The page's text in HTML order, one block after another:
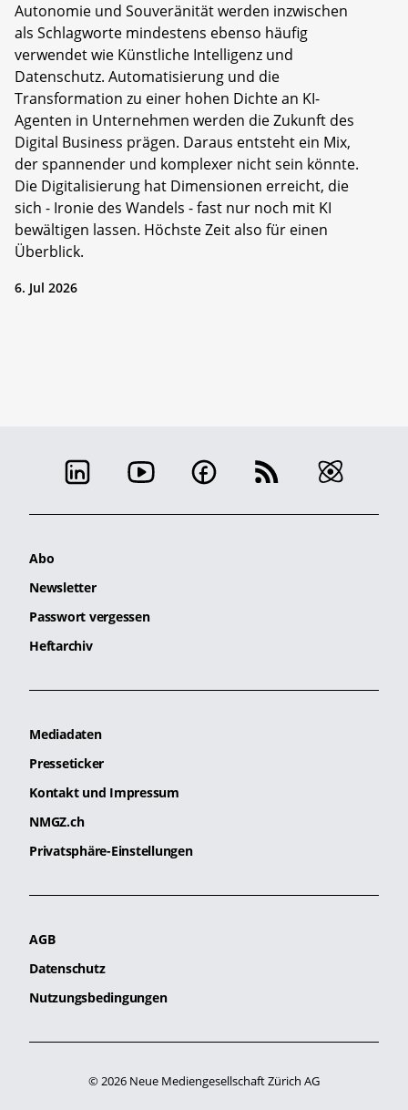
Autonomie und Souveränität werden inzwischen
als Schlagworte mindestens ebenso häufig
verwendet wie Künstliche Intelligenz und
Datenschutz. Automatisierung und die
Transformation zu einer hohen Dichte an KI-
Agenten in Unternehmen werden die Zukunft des
Digital Business prägen. Daraus entsteht ein Mix,
der spannender und komplexer nicht sein könnte.
Die Digitalisierung hat Dimensionen erreicht, die
sich - Ironie des Wandels - fast nur noch mit KI
bewältigen lassen. Höchste Zeit also für einen
Überblick.
6. Jul 2026
Abo
Newsletter
Passwort vergessen
Heftarchiv
Mediadaten
Presseticker
Kontakt und Impressum
NMGZ.ch
Privatsphäre-Einstellungen
AGB
Datenschutz
Nutzungsbedingungen
© 2026 Neue Mediengesellschaft Zürich AG